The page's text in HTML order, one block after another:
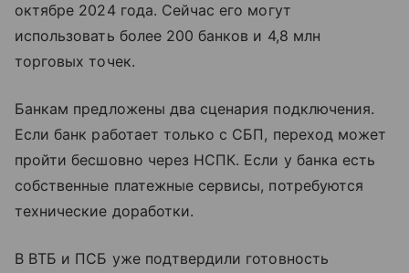
октябре 2024 года. Сейчас его могут
использовать более 200 банков и 4,8 млн
торговых точек.
Банкам предложены два сценария подключения.
Если банк работает только с СБП, переход может
пройти бесшовно через НСПК. Если у банка есть
собственные платежные сервисы, потребуются
технические доработки.
В ВТБ и ПСБ уже подтвердили готовность